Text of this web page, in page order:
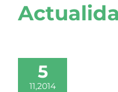
5
11,2014